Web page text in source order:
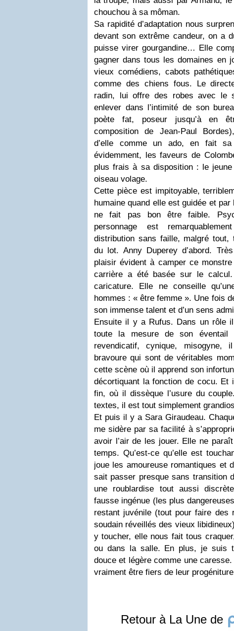
chouchou à sa môman.
Sa rapidité d’adaptation nous
devant son extrême candeur, on a
puisse virer gourgandine… Elle
gagner dans tous les domaines en
vieux comédiens, cabots
comme des chiens fous. Le
radin, lui offre des robes avec le
enlever dans l’intimité de son
poète fat, poseur jusqu’à en
composition de Jean-Paul
d’elle comme un ado, en fait sa
évidemment, les faveurs de
plus frais à sa disposition : le
oiseau volage.
Cette pièce est impitoyable,
humaine quand elle est guidée et
ne fait pas bon être faible.
personnage est
distribution sans faille, malgré tout,
du lot. Anny Duperey d’abord.
plaisir évident à camper ce
carrière a été basée sur le
caricature. Elle ne conseille
hommes : « être femme ». Une fois
son immense talent et d’un sens
Ensuite il y a Rufus. Dans un rôle
toute la mesure de son éventail
revendicatif, cynique,
bravoure qui sont de véritables
cette scène où il apprend son
décortiquant la fonction de cocu.
fin, où il dissèque l’usure du
textes, il est tout simplement
Et puis il y a Sara Giraudeau.
me sidère par sa facilité à
avoir l’air de les jouer. Elle ne
temps. Qu’est-ce qu’elle est
joue les amoureuse romantiques et
sait passer presque sans transition
une roublardise tout aussi
fausse ingénue (les plus
restant juvénile (tout pour faire
soudain réveillés des vieux
y toucher, elle nous fait tous
ou dans la salle. En plus, je suis
douce et légère comme une
vraiment être fiers de leur
Retour à La Une de